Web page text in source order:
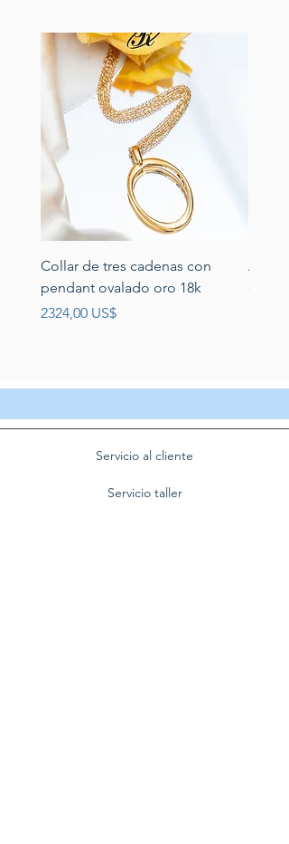
Collar de tres cadenas con
pendant ovalado oro 18k
Precio
2324,00 US$
Servicio al cliente
Servicio taller